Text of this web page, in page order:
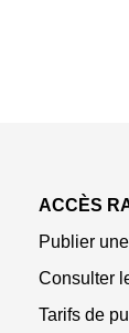
ACCÈS
Publier
Consulter
Tarifs de